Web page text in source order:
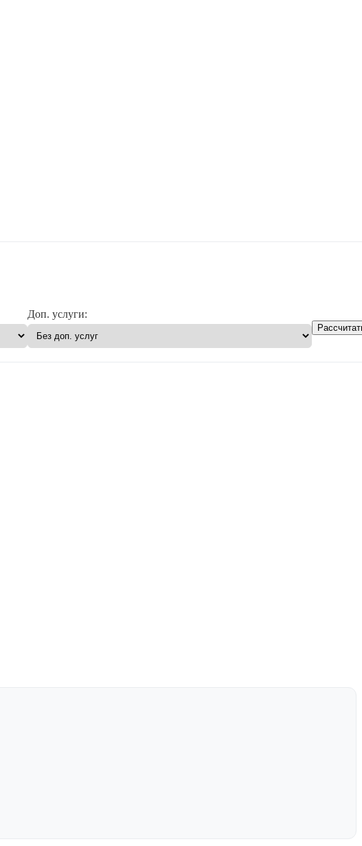
Доп. услуги: